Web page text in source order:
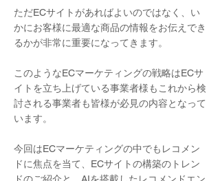
ただECサイトがあればよいのではなく、い
かにお客様に最適な商品の情報をお伝えでき
るかが非常に重要になってきます。
このようなECマーケティングの戦略はECサ
イトを立ち上げている事業者様もこれから検
討される事業者も皆様が必見の内容となって
います。
今回はECマーケティングの中でもレコメン
ドに焦点を当て、ECサイトの構築のトレン